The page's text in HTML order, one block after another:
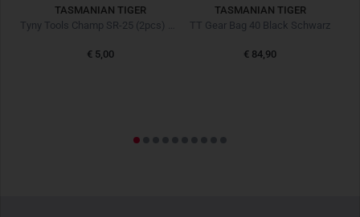
TASMANIAN TIGER
Tyny Tools Champ SR-25 (2pcs) Oliv
€ 5,00
TASMANIAN TIGER
TT Gear Bag 40 Black Schwarz
€ 84,90